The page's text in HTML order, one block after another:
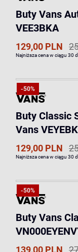
Buty Vans
VEE3BKA
129,00 PLN
Najniższa cena w ciągu 30
-50%
Buty Classic
Vans
129,00 PLN
Najniższa cena w ciągu 30
-50%
Buty Vans
139,00 PLN